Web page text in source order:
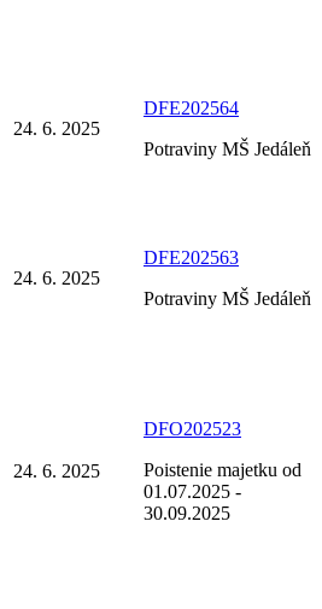
24. 6. 2025
DFE202564
Potraviny MŠ Jedáleň
24. 6. 2025
DFE202563
Potraviny MŠ Jedáleň
24. 6. 2025
DFO202523
Poistenie majetku od
01.07.2025 -
30.09.2025